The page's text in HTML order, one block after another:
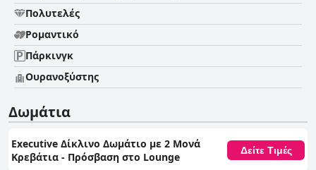
Πολυτελές
Ρομαντικό
Πάρκινγκ
Ουρανοξύστης
Δωμάτια
Executive Δίκλινο Δωμάτιο με 2 Μονά
Κρεβάτια - Πρόσβαση στο Lounge
Δείτε Τιμές